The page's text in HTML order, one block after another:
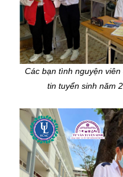
Các bạn tình nguyện
tin tuyển sinh năm